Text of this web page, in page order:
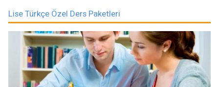
Lise Türkçe Özel Ders Paketleri